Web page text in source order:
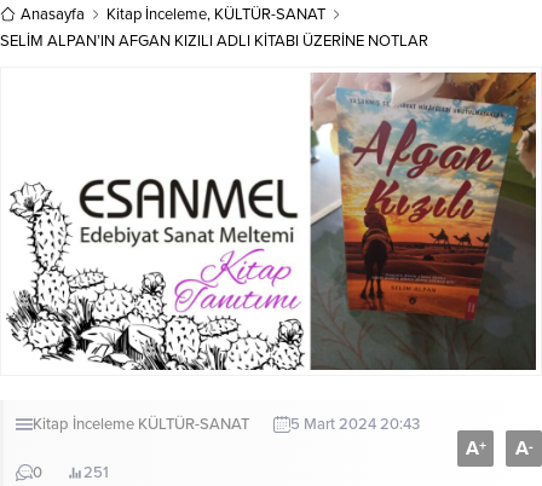
Anasayfa Kitap İnceleme, KÜLTÜR-SANAT
SELİM ALPAN’IN AFGAN KIZILI ADLI KİTABI ÜZERİNE NOTLAR
Kitap İnceleme KÜLTÜR-SANAT 5 Mart 2024 20:43
0 251
A+ A-